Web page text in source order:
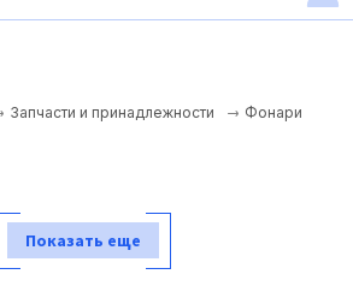
Запчасти и принадлежности Фонари
Показать еще